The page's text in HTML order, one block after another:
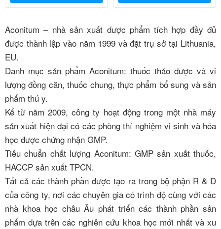
Aconitum – nhà sản xuất dược phẩm tích hợp đầy đủ
được thành lập vào năm 1999 và đặt trụ sở tại Lithuania,
EU.
Danh mục sản phẩm Aconitum: thuốc thảo dược và vi
lượng đồng căn, thuốc chung, thực phẩm bổ sung và sản
phẩm thú y.
Kể từ năm 2009, công ty hoạt động trong một nhà máy
sản xuất hiện đại có các phòng thí nghiệm vi sinh và hóa
học được chứng nhận GMP.
Tiêu chuẩn chất lượng Aconitum: GMP sản xuất thuốc,
HACCP sản xuất TPCN.
Tất cả các thành phần được tạo ra trong bộ phận R & D
của công ty, nơi các chuyên gia có trình độ cùng với các
nhà khoa học châu Âu phát triển các thành phần sản
phẩm dựa trên các nghiên cứu khoa học mới nhất và xu